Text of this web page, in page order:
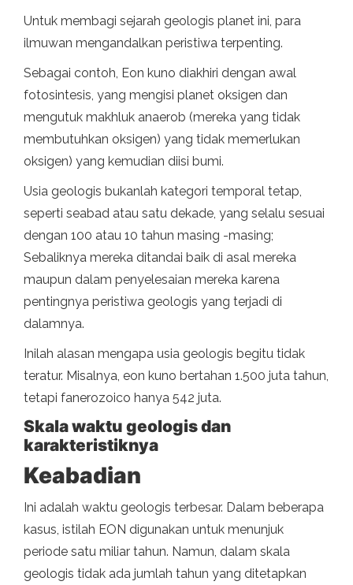
Untuk membagi sejarah geologis planet ini, para
ilmuwan mengandalkan peristiwa terpenting.
Sebagai contoh, Eon kuno diakhiri dengan awal
fotosintesis, yang mengisi planet oksigen dan
mengutuk makhluk anaerob (mereka yang tidak
membutuhkan oksigen) yang tidak memerlukan
oksigen) yang kemudian diisi bumi.
Usia geologis bukanlah kategori temporal tetap,
seperti seabad atau satu dekade, yang selalu sesuai
dengan 100 atau 10 tahun masing -masing;
Sebaliknya mereka ditandai baik di asal mereka
maupun dalam penyelesaian mereka karena
pentingnya peristiwa geologis yang terjadi di
dalamnya.
Inilah alasan mengapa usia geologis begitu tidak
teratur. Misalnya, eon kuno bertahan 1.500 juta tahun,
tetapi fanerozoico hanya 542 juta.
Skala waktu geologis dan
karakteristiknya
Keabadian
Ini adalah waktu geologis terbesar. Dalam beberapa
kasus, istilah EON digunakan untuk menunjuk
periode satu miliar tahun. Namun, dalam skala
geologis tidak ada jumlah tahun yang ditetapkan